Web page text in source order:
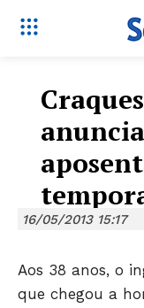
16/05/2013 15:17
Aos 38 anos, o
que chegou a